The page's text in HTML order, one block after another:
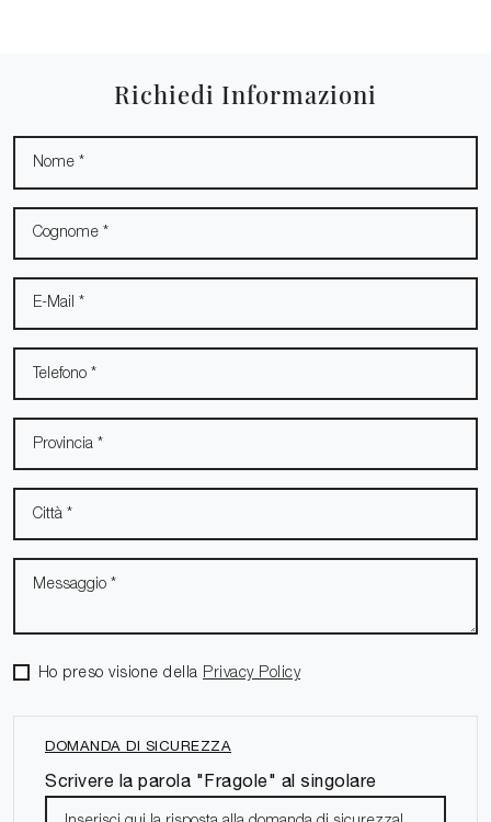
Richiedi Informazioni
Ho preso visione della Privacy Policy
DOMANDA DI SICUREZZA
Scrivere la parola "Fragole" al singolare